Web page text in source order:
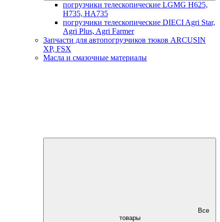
погрузчики телескопические LGMG H625,
H735, HA735
погрузчики телескопические DIECI Agri Star,
Agri Plus, Agri Farmer
Запчасти для автопогрузчиков тюков ARCUSIN
XP, FSX
Масла и смазочные материалы
Все
товары